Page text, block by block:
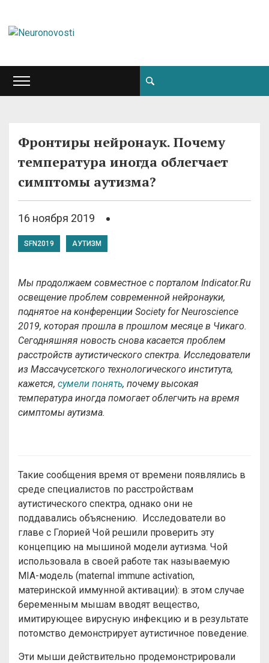
Фронтиры нейронаук. Почему
температура иногда облегчает
симптомы аутизма?
16 ноября 2019
SFN2019 АУТИЗМ
Мы продолжаем совместное с порталом Indicator.Ru
освещение проблем современной нейронауки,
поднятое на конференции Society for Neuroscience
2019, которая прошла в прошлом месяце в Чикаго.
Сегодняшняя новость снова касается проблем
расстройств аутистического спектра. Исследователи
из Массачусетского технологического института,
кажется, сумели понять, почему высокая
температура иногда помогает облегчить на время
симптомы аутизма.
Такие сообщения время от времени появлялись в
среде специалистов по расстройствам
аутистического спектра, однако они не
поддавались объяснению. Исследователи во
главе с Глорией Чой решили проверить эту
концепцию на мышиной модели аутизма. Чой
использовала в своей работе так называемую
MIA-модель (maternal immune activation,
материнской иммунной активации): в этом случае
беременным мышам вводят вещество,
имитирующее вирусную инфекцию и в результате
потомство демонстрирует аутистичное поведение.
Эти мыши действительно продемонстрировали